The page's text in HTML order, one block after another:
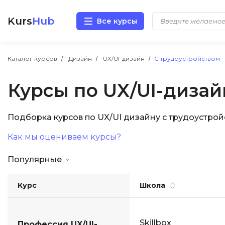
KursHub Все курсы
Каталог курсов Дизайн UX/UI-дизайн С трудоустройством
Курсы по UX/UI-
Подборка курсов по UX/UI дизайну с
Как мы оцениваем курсы?
Популярные
Курс Школа
Skillbox
Разработка
Маркетинг
Дизайн
Аналитика
Иностранные языки